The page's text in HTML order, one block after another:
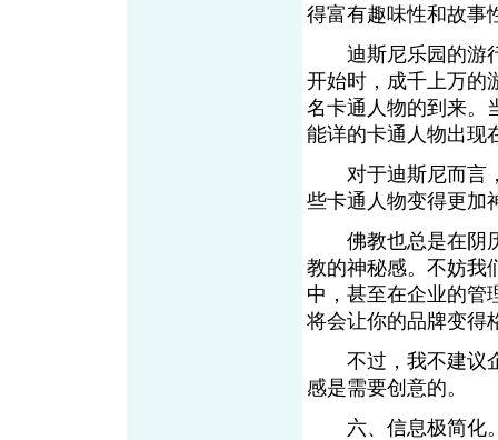
得富有趣味性和故事
迪斯尼乐园的游行
开始时，成千上万的
名卡通人物的到来。
能详的卡通人物出现
对于迪斯尼而言，
些卡通人物变得更加
佛教也总是在阴历
教的神秘感。不妨我
中，甚至在企业的管
将会让你的品牌变得
不过，我不建议企
感是需要创意的。
六、信息极简化